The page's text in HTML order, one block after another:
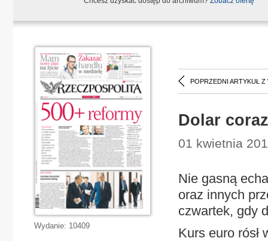
POPRZEDNI ARTYKUŁ Z
Dolar
01 kwietnia
Nie gasną
oraz innych
czwartek, gdy
Kurs euro rósł
Wydanie: 10409